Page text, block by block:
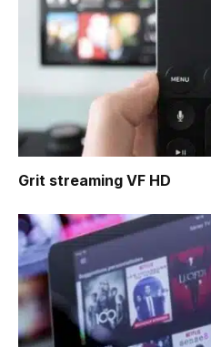
Grit streaming VF HD